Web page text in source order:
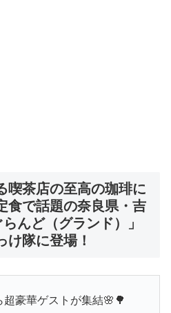
喫茶店の至高の珈琲に
食で話題の奈良県・吉
んど（グランド）」
け隊に登場！
豪華ゲストが集結🌸🌳